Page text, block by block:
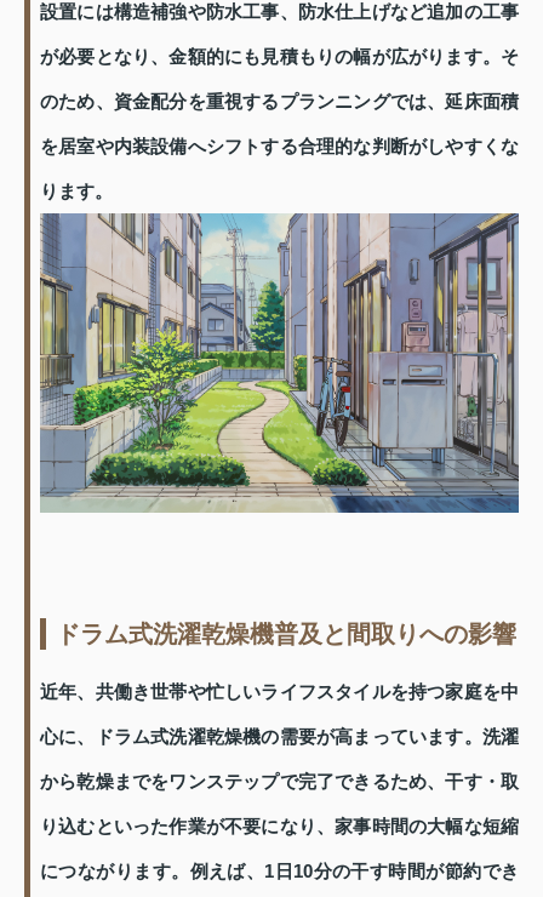
設置には構造補強や防水工事、防水仕上げなど追加の工事
が必要となり、金額的にも見積もりの幅が広がります。そ
のため、資金配分を重視するプランニングでは、延床面積
を居室や内装設備へシフトする合理的な判断がしやすくな
ります。
ドラム式洗濯乾燥機普及と間取りへの影響
近年、共働き世帯や忙しいライフスタイルを持つ家庭を中
心に、ドラム式洗濯乾燥機の需要が高まっています。洗濯
から乾燥までをワンステップで完了できるため、干す・取
り込むといった作業が不要になり、家事時間の大幅な短縮
につながります。例えば、1日10分の干す時間が節約でき